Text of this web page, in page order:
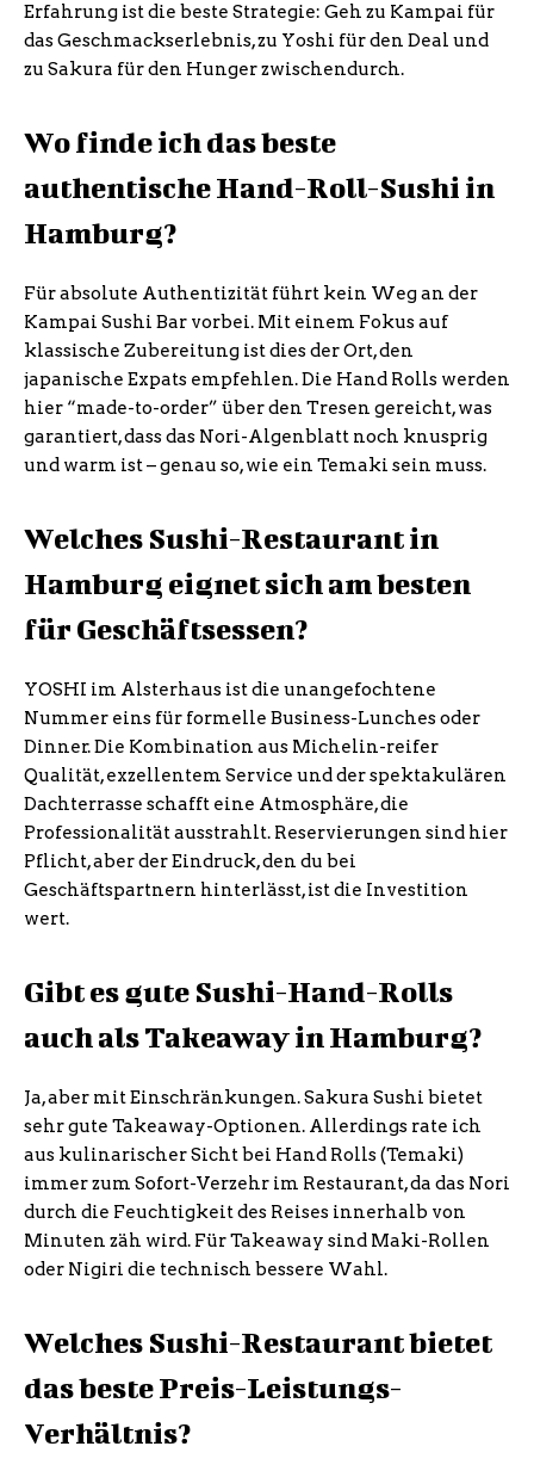
Erfahrung ist die beste Strategie: Geh zu Kampai für
das Geschmackserlebnis, zu Yoshi für den Deal und
zu Sakura für den Hunger zwischendurch.
Wo finde ich das beste
authentische Hand-Roll-Sushi in
Hamburg?
Für absolute Authentizität führt kein Weg an der
Kampai Sushi Bar vorbei. Mit einem Fokus auf
klassische Zubereitung ist dies der Ort, den
japanische Expats empfehlen. Die Hand Rolls werden
hier “made-to-order” über den Tresen gereicht, was
garantiert, dass das Nori-Algenblatt noch knusprig
und warm ist – genau so, wie ein Temaki sein muss.
Welches Sushi-Restaurant in
Hamburg eignet sich am besten
für Geschäftsessen?
YOSHI im Alsterhaus ist die unangefochtene
Nummer eins für formelle Business-Lunches oder
Dinner. Die Kombination aus Michelin-reifer
Qualität, exzellentem Service und der spektakulären
Dachterrasse schafft eine Atmosphäre, die
Professionalität ausstrahlt. Reservierungen sind hier
Pflicht, aber der Eindruck, den du bei
Geschäftspartnern hinterlässt, ist die Investition
wert.
Gibt es gute Sushi-Hand-Rolls
auch als Takeaway in Hamburg?
Ja, aber mit Einschränkungen. Sakura Sushi bietet
sehr gute Takeaway-Optionen. Allerdings rate ich
aus kulinarischer Sicht bei Hand Rolls (Temaki)
immer zum Sofort-Verzehr im Restaurant, da das Nori
durch die Feuchtigkeit des Reises innerhalb von
Minuten zäh wird. Für Takeaway sind Maki-Rollen
oder Nigiri die technisch bessere Wahl.
Welches Sushi-Restaurant bietet
das beste Preis-Leistungs-
Verhältnis?